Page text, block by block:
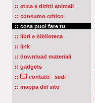
:: etica e diritti animali
:: consumo critico
:: cosa puoi fare tu
:: libri e biblioteca
:: link
:: download materiali
:: gadgets
::
contatti - sedi
:: mappa del sito